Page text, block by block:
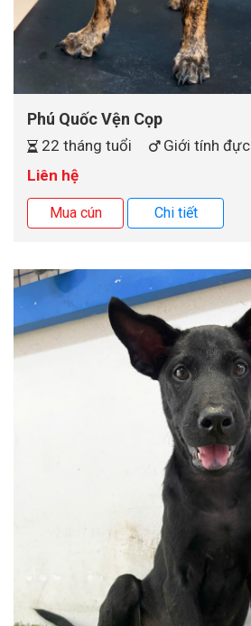
Phú Quốc Vện Cọp
22 tháng tuổi
Giới tính đực
Liên hệ
Mua cún Chi tiết